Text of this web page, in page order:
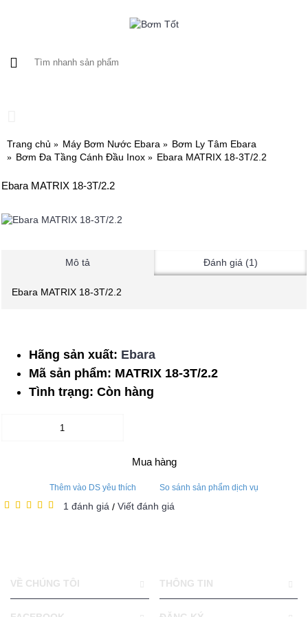
Trang chủ Máy Bơm Nước Ebara
Bơm Ly Tâm Ebara
Bơm Đa Tầng Cánh Đầu Inox
Ebara MATRIX 18-3T/2.2
Ebara MATRIX 18-3T/2.2
Mô tả Đánh giá (1)
Ebara MATRIX 18-3T/2.2
Hãng sản xuất: Ebara
Mã sản phẩm: MATRIX 18-3T/2.2
Tình trạng: Còn hàng
Mua hàng
Thêm vào DS yêu thích So sánh sản phẩm dịch vụ
1 đánh giá / Viết đánh giá
VỀ CHÚNG TÔI THÔNG TIN